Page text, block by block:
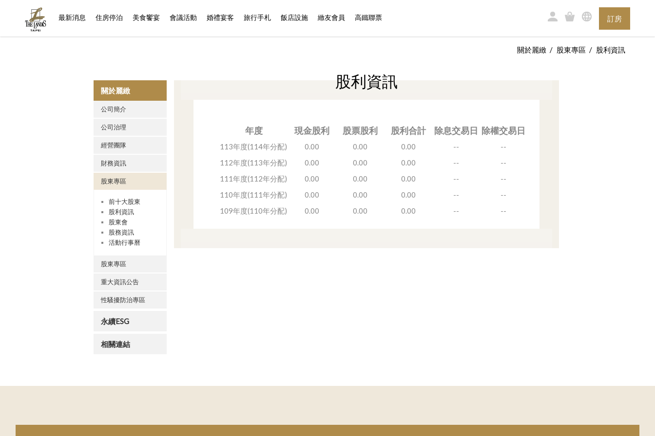
最新消息 住房停泊 (current)
美食饗宴 會議活動 婚禮宴客 旅行手札 飯店設施 緻友會員 高鐵聯票 訂房
關於麗緻 股東專區 股利資訊
關於麗緻
公司簡介
公司治理
經營團隊
財務資訊
股東專區
前十大股東
股利資訊
股東會
股務資訊
活動行事曆
股東專區
重大資訊公告
性騷擾防治專區
永續ESG
相關連結
股利資訊
年度 現金股利 股票股利 股利合計 除息交易日 除權交易日
113年度(114年分配) 0.00 0.00 0.00 --
--
112年度(113年分配)
0.00 0.00 0.00 --
--
111年度(112年分配)
0.00 0.00 0.00 --
--
110年度(111年分配)
0.00 0.00 0.00 --
--
109年度(110年分配)
0.00 0.00 0.00 -- --